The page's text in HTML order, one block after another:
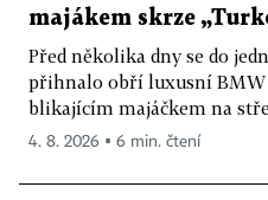
majákem skrze
Před několika dny se do
přihnalo obří luxusní BMW
blikajícím majáčkem na
4. 8. 2026 ▪ 6 min. čtení